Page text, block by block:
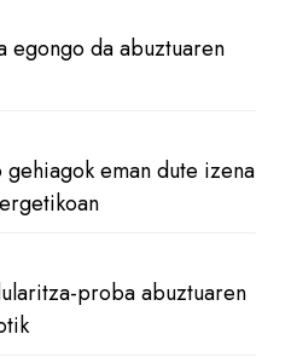
egongo da abuztuaren
eman dute izena
proba abuztuaren